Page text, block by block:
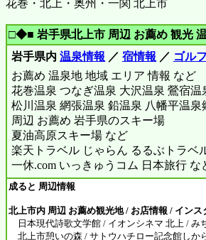
花巻・北上・奥州・一関 北上市
□◆■ 岩手県北上市 周辺 お薦め 観光
岩手県内 温泉情報 ／ 宿情報 ／ ゴル
お薦め 温泉地 地域 エリア 情報 など
花巻温泉 つなぎ温泉 大沢温泉 鶯宿温
松川温泉 網張温泉 鉛温泉 八幡平温泉
周辺 お薦め 岩手県のスキー場
夏油高原スキー場 など
楽天トラベル じゃらん るるぶトラベ
一休.com いっきゅうコム 日本旅行
成ると 周辺情報
北上市内 周辺 お薦め観光地 / お店情報 / インス
日本現代詩歌文学館 / イオンシネマ 北上 / み
北上市憩いの森 / サトウハチロー記念館しか